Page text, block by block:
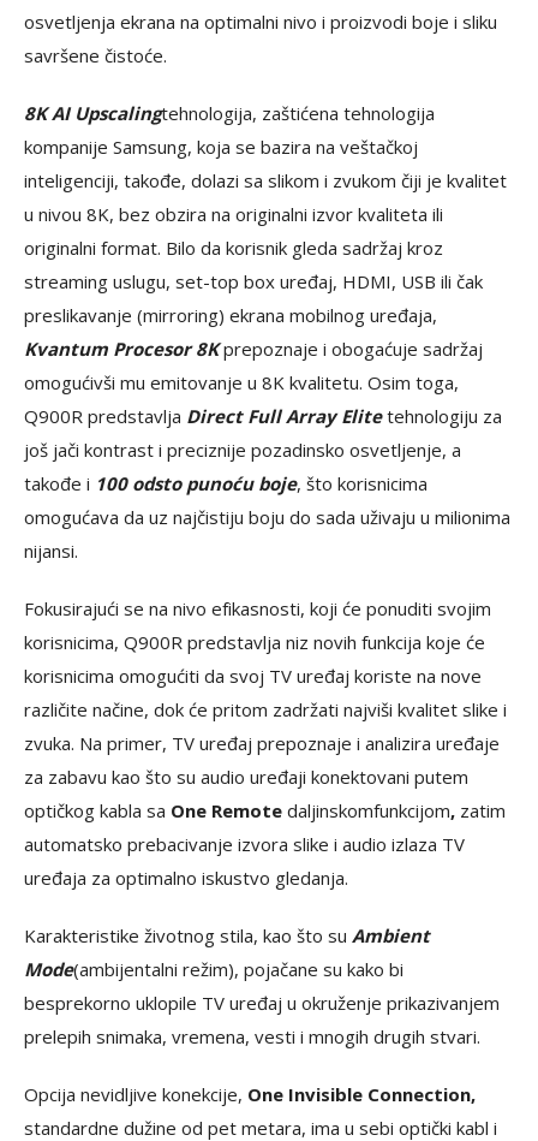
osvetljenja ekrana na optimalni nivo i proizvodi boje i sliku
savršene čistoće.
8K AI Upscalingtehnologija, zaštićena tehnologija
kompanije Samsung, koja se bazira na veštačkoj
inteligenciji, takođe, dolazi sa slikom i zvukom čiji je kvalitet
u nivou 8K, bez obzira na originalni izvor kvaliteta ili
originalni format. Bilo da korisnik gleda sadržaj kroz
streaming uslugu, set-top box uređaj, HDMI, USB ili čak
preslikavanje (mirroring) ekrana mobilnog uređaja,
Kvantum Procesor 8Kprepoznaje i obogaćuje sadržaj
omogućivši mu emitovanje u 8K kvalitetu. Osim toga,
Q900R predstavlja Direct Full Array Elitetehnologiju za
još jači kontrast i preciznije pozadinsko osvetljenje, a
takođe i 100 odsto punoću boje, što korisnicima
omogućava da uz najčistiju boju do sada uživaju u milionima
nijansi.
Fokusirajući se na nivo efikasnosti, koji će ponuditi svojim
korisnicima, Q900R predstavlja niz novih funkcija koje će
korisnicima omogućiti da svoj TV uređaj koriste na nove
različite načine, dok će pritom zadržati najviši kvalitet slike i
zvuka. Na primer, TV uređaj prepoznaje i analizira uređaje
za zabavu kao što su audio uređaji konektovani putem
optičkog kabla sa One Remote daljinskomfunkcijom, zatim
automatsko prebacivanje izvora slike i audio izlaza TV
uređaja za optimalno iskustvo gledanja.
Karakteristike životnog stila, kao što su Ambient
Mode(ambijentalni režim), pojačane su kako bi
besprekorno uklopile TV uređaj u okruženje prikazivanjem
prelepih snimaka, vremena, vesti i mnogih drugih stvari.
Opcija nevidljive konekcije, One Invisible Connection,
standardne dužine od pet metara, ima u sebi optički kabl i